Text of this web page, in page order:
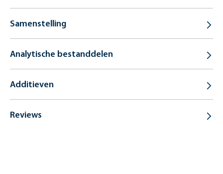
Samenstelling
Analytische bestanddelen
Additieven
Reviews